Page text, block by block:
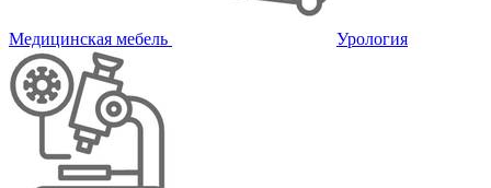
Медицинская мебель Урология